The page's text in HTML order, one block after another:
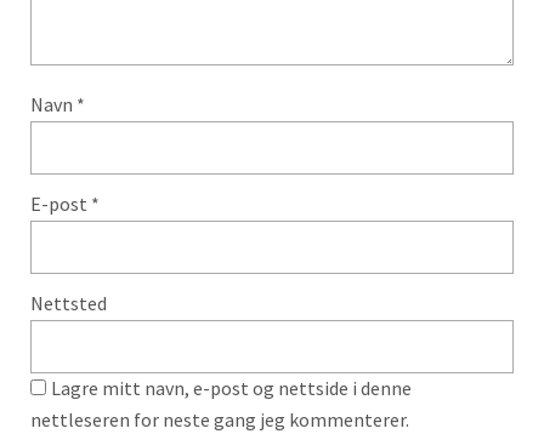
Navn *
E-post *
Nettsted
Lagre mitt navn, e-post og nettside i denne
nettleseren for neste gang jeg kommenterer.